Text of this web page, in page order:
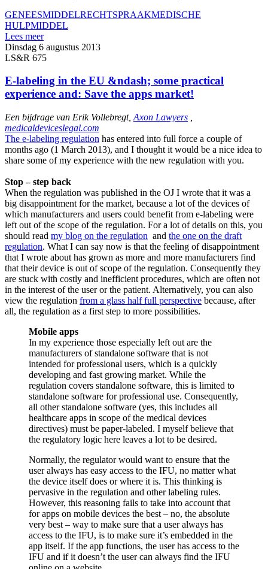
GENEESMIDDELRECHTSPRAAKMEDISCHE
HULPMIDDEL
Lees meer
Dinsdag 6 augustus 2013
LS&R 675
E-labeling in the EU &ndash; some practical
experience and: Save the apps market!
Een bijdrage van Erik Vollebregt, Axon Lawyers
medicaldeviceslegal.com
The e-labeling regulation has entered into full force a couple of
months ago (1 March 2013), and I thought it would be a nice idea to
share some of my experience with the new regulation with you.
Stop – step back
When the regulation was published in the OJ I wrote that it was a
big disappointment for the market, because a lot of the devices of
which manufacturers and users could benefit from e-labeling were
left out of the scope of the regulation. For a lot of details on this, you
should read my blog on the regulation and the one on the draft
regulation. What I can say now is that the feeling of disappointment
that I wrote about has grown as more and more manufacturers find
that their device is out of scope of the regulation. Consequently they
are stuck with costly and inefficient procedures, which are often not
in the interest of the user or the patient. Alternatively, you can also
view the regulation from a glass half full perspective because, after
all, the regulation as a first step to more possibilities.
Mobile apps
In my experience those especially left out are the
manufacturers of standalone software that is not
intended for professional users, which is a quickly
developing and fast growing market. While the
regulation covers standalone software, this is limited to
standalone software for professional use. Consequently,
all other standalone software (yes, this includes all
healthcare apps in scope of the medical devices
directives) must be paper-labeled. I myself believe that
the regulatory logic here leaves a lot to be desired.
Normally, the regulator would want to ensure that the
user always has easy access to the IFU, no matter what
the device itself does or where it is. This thinking is
pervasive in the regulation and other labeling rules.
However, this reasoning fails to take into account that
for apps on mobile devices the best – no, the absolute
very best – way to make sure that a user always has
access to the IFU, is to make sure it’s embedded in the
app itself. If the app functions, the user has access to the
IFU and if it doesn’t the user can always find the IFU